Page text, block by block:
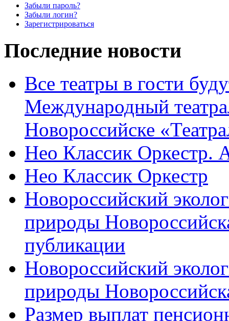
Забыли пароль?
Забыли логин?
Зарегистрироваться
Последние новости
Все театры в гости
Международный
Новороссийске
Нео Классик Оркестр.
Нео Классик Оркестр
Новороссийский
природы
публикации
Новороссийский
природы
Размер выплат